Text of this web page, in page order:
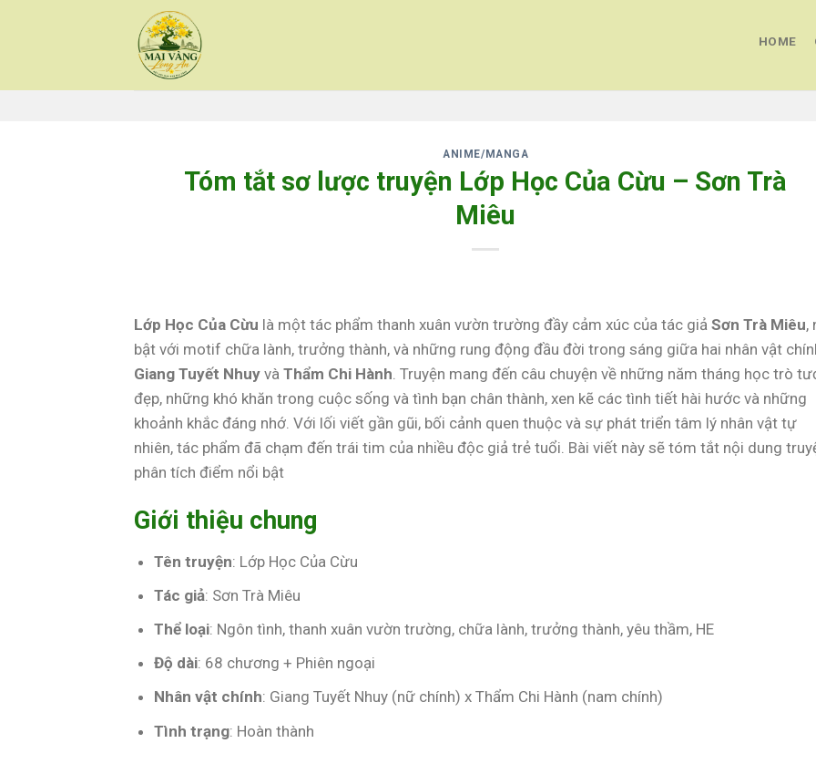
HOME
ANIME/MANGA
Tóm tắt sơ lược truyện Lớp Học Của Cừu – Sơn Trà
Miêu
Lớp Học Của Cừu là một tác phẩm thanh xuân vườn trường đầy cảm xúc của tác giả Sơn Trà Miêu,
bật với motif chữa lành, trưởng thành, và những rung động đầu đời trong sáng giữa hai nhân vật
Giang Tuyết Nhuy và Thẩm Chi Hành . Truyện mang đến câu chuyện về những năm tháng học trò
đẹp, những khó khăn trong cuộc sống và tình bạn chân thành, xen kẽ các tình tiết hài hước và những
khoảnh khắc đáng nhớ. Với lối viết gần gũi, bối cảnh quen thuộc và sự phát triển tâm lý nhân vật tự
nhiên, tác phẩm đã chạm đến trái tim của nhiều độc giả trẻ tuổi. Bài viết này sẽ tóm tắt nội dung
phân tích điểm nổi bật
Giới thiệu chung
Tên truyện: Lớp Học Của Cừu
Tác giả: Sơn Trà Miêu
Thể loại: Ngôn tình, thanh xuân vườn trường, chữa lành, trưởng thành, yêu thầm, HE
Độ dài: 68 chương + Phiên ngoại
Nhân vật chính: Giang Tuyết Nhuy (nữ chính) x Thẩm Chi Hành (nam chính)
Tình trạng: Hoàn thành